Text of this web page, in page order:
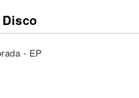
- EP